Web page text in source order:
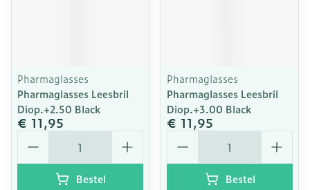
Pharmaglasses
Pharmaglasses Leesbril
Diop.+2.50 Black
€ 11,95
Aantal
Bestel
Pharmaglasses
Pharmaglasses Leesbril
Diop.+3.00 Black
€ 11,95
Aantal
Bestel